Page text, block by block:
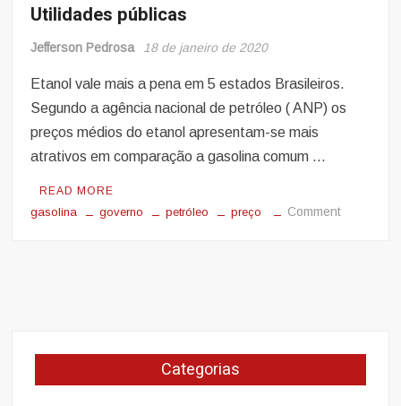
Utilidades públicas
Jefferson Pedrosa 18 de janeiro de 2020
Etanol vale mais a pena em 5 estados Brasileiros.
Segundo a agência nacional de petróleo ( ANP) os
preços médios do etanol apresentam-se mais
atrativos em comparação a gasolina comum …
READ MORE
gasolina governo petróleo preço Commenton
Categorias